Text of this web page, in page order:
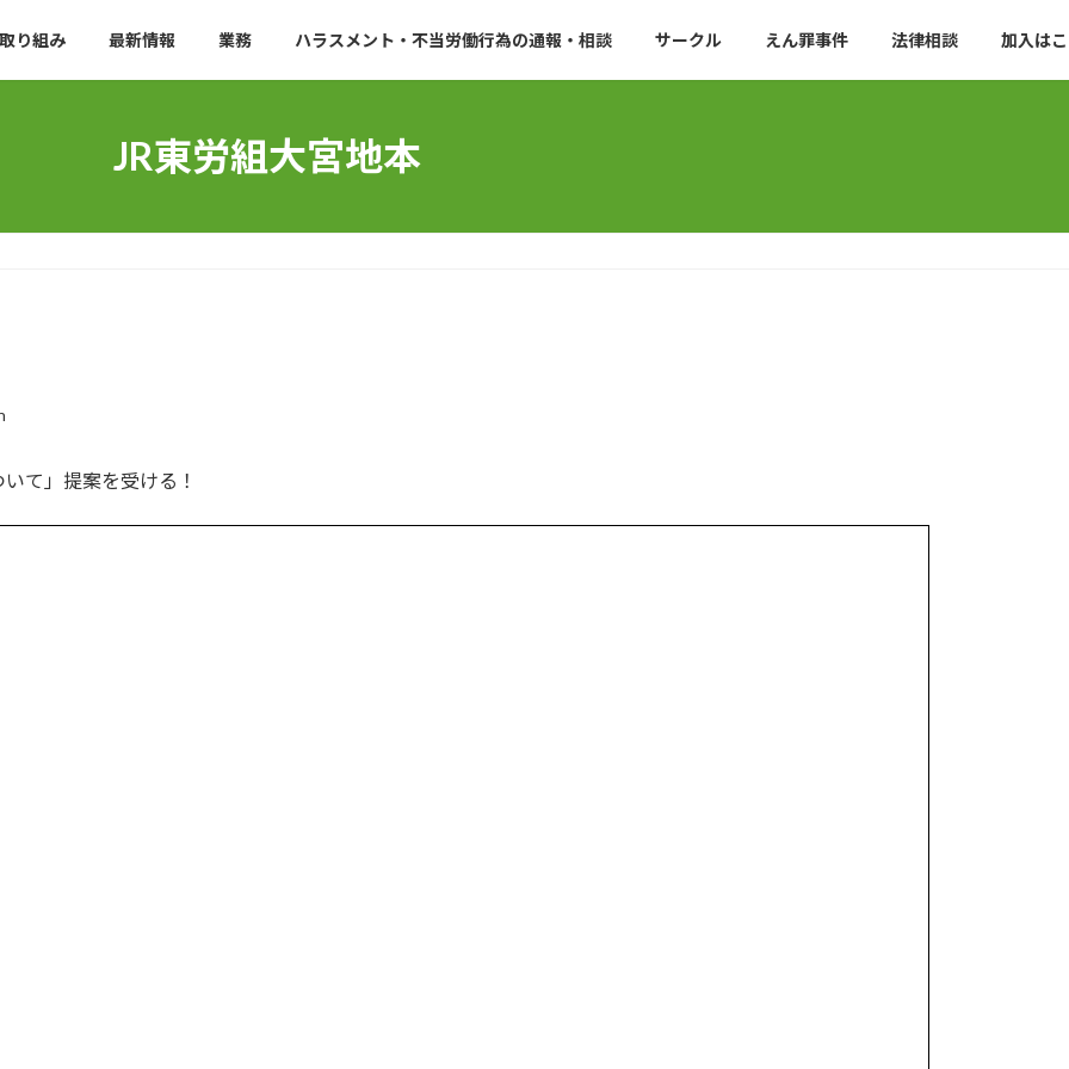
取り組み 最新情報 業務 ハラスメント・不当労働行為の通報・相談 サークル えん罪事件 法律相談 加入は
JR東労組大宮地本
て」提案を受ける！